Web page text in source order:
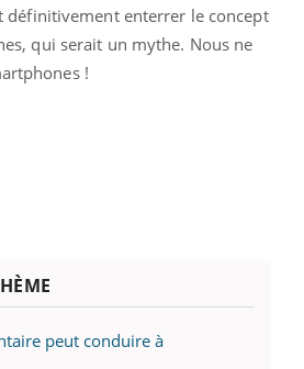
définitivement enterrer le concept
qui serait un mythe. Nous ne
!
peut conduire à